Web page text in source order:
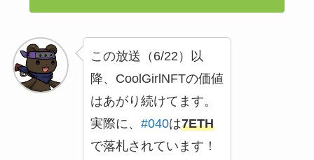
この放送（6/22）以
降、CoolGirlNFTの価値
はあがり続けてます。
実際に、 #040は7ETH
で落札されています！